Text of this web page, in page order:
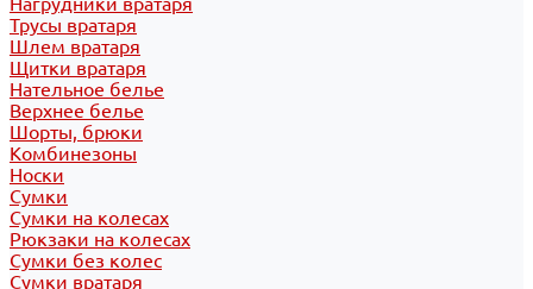
Трусы вратаря
Шлем вратаря
Щитки вратаря
Нательное белье
Верхнее белье
Шорты, брюки
Комбинезоны
Носки
Сумки
Сумки на колесах
Рюкзаки на колесах
Сумки без колес
Сумки вратаря